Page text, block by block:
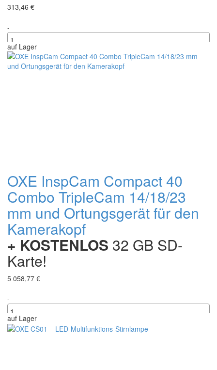
313,46 €
-
+
auf Lager
OXE InspCam Compact 40
Combo TripleCam 14/18/23
mm und Ortungsgerät für den
Kamerakopf
+ KOSTENLOS 32 GB SD-
Karte!
5 058,77 €
-
+
auf Lager